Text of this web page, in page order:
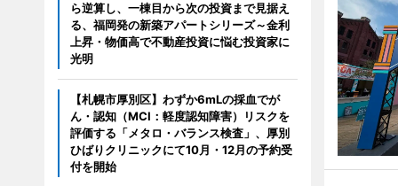
ら逆算し、一棟目から次の投資まで見据え
る、福岡発の新築アパートシリーズ～金利
上昇・物価高で不動産投資に悩む投資家に
光明
【札幌市厚別区】わずか6mLの採血でが
ん・認知（MCI：軽度認知障害）リスクを
評価する「メタロ・バランス検査」、厚別
ひばりクリニックにて10月・12月の予約受
付を開始